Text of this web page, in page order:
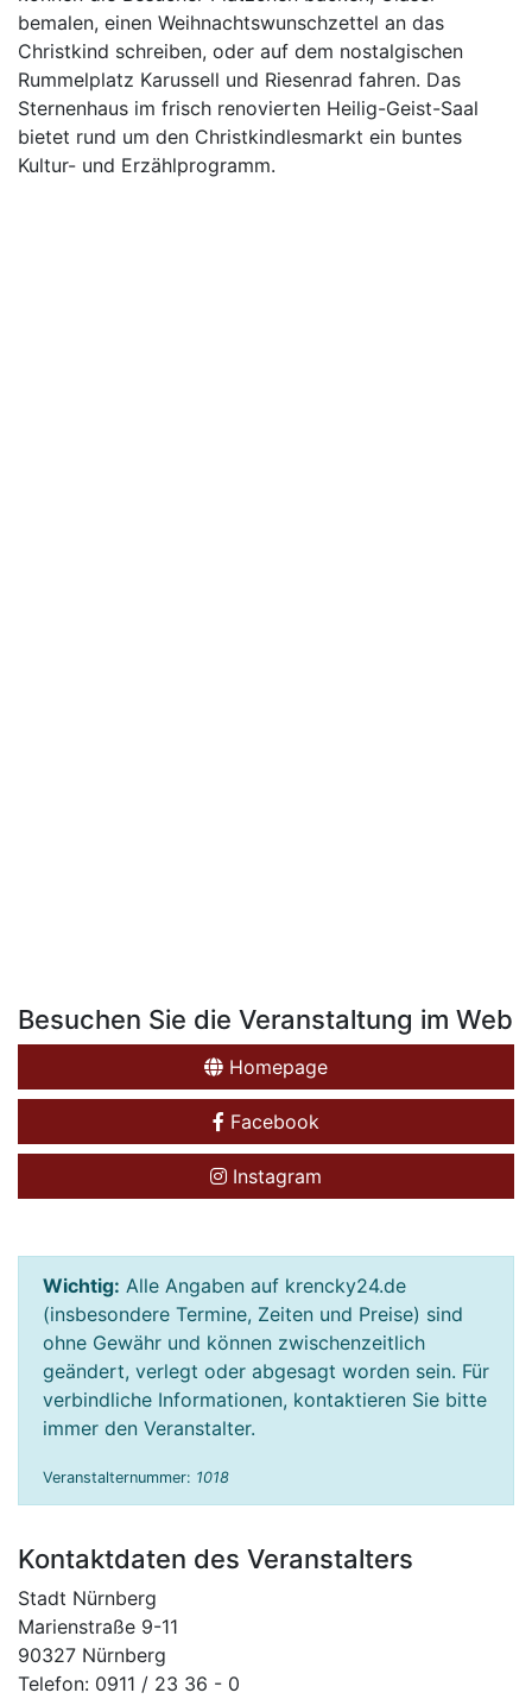
bemalen, einen Weihnachtswunschzettel an das
Christkind schreiben, oder auf dem nostalgischen
Rummelplatz Karussell und Riesenrad fahren. Das
Sternenhaus im frisch renovierten Heilig-Geist-Saal
bietet rund um den Christkindlesmarkt ein buntes
Kultur- und Erzählprogramm.
Besuchen Sie die Veranstaltung im Web
Homepage
Facebook
Instagram
Wichtig: Alle Angaben auf krencky24.de
(insbesondere Termine, Zeiten und Preise) sind
ohne Gewähr und können zwischenzeitlich
geändert, verlegt oder abgesagt worden sein. Für
verbindliche Informationen, kontaktieren Sie bitte
immer den Veranstalter.
Veranstalternummer: 1018
Kontaktdaten des Veranstalters
Stadt Nürnberg
Marienstraße 9-11
90327 Nürnberg
Telefon: 0911 / 23 36 - 0